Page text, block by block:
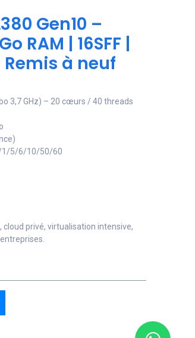
Gen10 –
RAM | 16SFF |
Remis à neuf
3,7 GHz) – 20 cœurs / 40 threads
1/5/6/10/50/60
privé, virtualisation intensive,